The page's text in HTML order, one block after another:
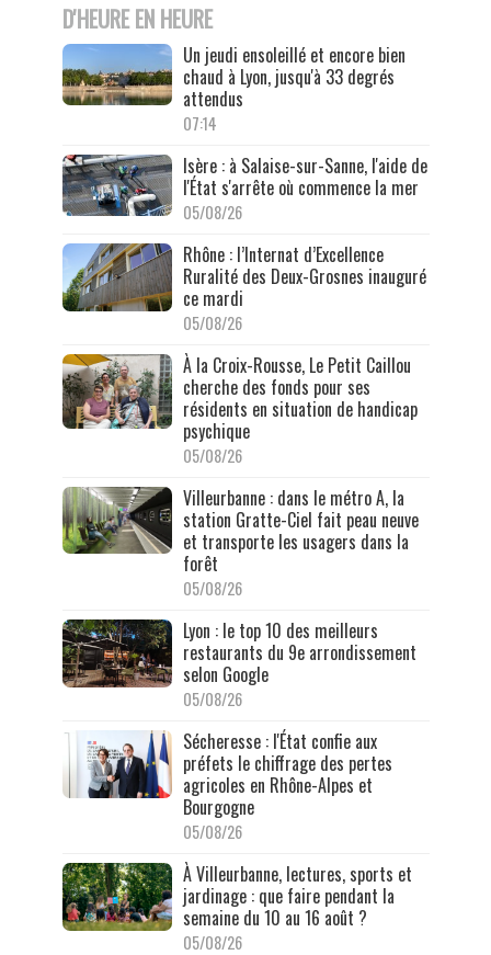
D'HEURE EN HEURE
Un jeudi ensoleillé et encore bien
chaud à Lyon, jusqu'à 33 degrés
attendus
07:14
Isère : à Salaise-sur-Sanne, l'aide de
l'État s'arrête où commence la mer
05/08/26
Rhône : l’Internat d’Excellence
Ruralité des Deux-Grosnes inauguré
ce mardi
05/08/26
À la Croix-Rousse, Le Petit Caillou
cherche des fonds pour ses
résidents en situation de handicap
psychique
05/08/26
Villeurbanne : dans le métro A, la
station Gratte-Ciel fait peau neuve
et transporte les usagers dans la
forêt
05/08/26
Lyon : le top 10 des meilleurs
restaurants du 9e arrondissement
selon Google
05/08/26
Sécheresse : l'État confie aux
préfets le chiffrage des pertes
agricoles en Rhône-Alpes et
Bourgogne
05/08/26
À Villeurbanne, lectures, sports et
jardinage : que faire pendant la
semaine du 10 au 16 août ?
05/08/26